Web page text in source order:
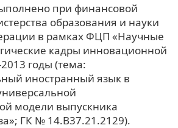
при финансовой
образования и науки
в рамках ФЦП «Научные
кадры инновационной
годы (тема:
иностранный язык в
модели выпускника
ГК № 14.В37.21.2129).